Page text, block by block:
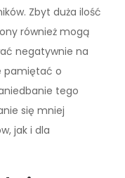
Zbyt duża ilość
również mogą
negatywnie na
pamiętać o
tego
się mniej
jak i dla